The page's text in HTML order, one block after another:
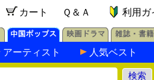
カート Ｑ＆Ａ 利用ガ
アーティスト 人気ベスト